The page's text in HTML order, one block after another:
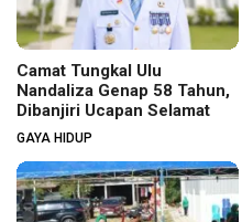
Camat Tungkal Ulu
Nandaliza Genap 58 Tahun,
Dibanjiri Ucapan Selamat
GAYA HIDUP